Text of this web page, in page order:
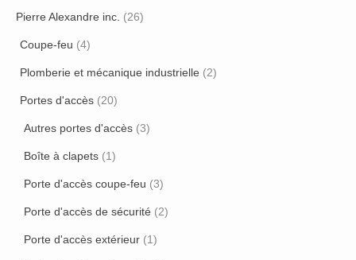
Pierre Alexandre inc. (26)
Coupe-feu (4)
Plomberie et mécanique industrielle (2)
Portes d'accès (20)
Autres portes d'accès (3)
Boîte à clapets (1)
Porte d'accès coupe-feu (3)
Porte d'accès de sécurité (2)
Porte d'accès extérieur (1)